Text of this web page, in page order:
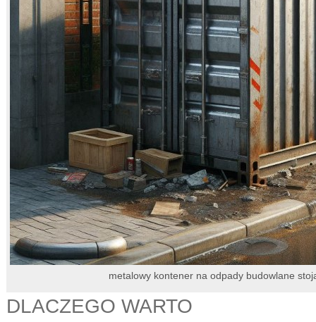
metalowy kontener na odpady budowlane
DLACZEGO WARTO